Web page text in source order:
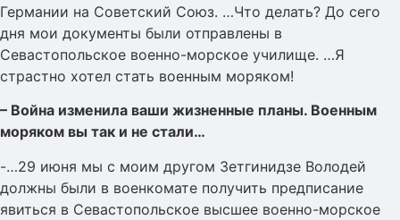
Германии на Советский Союз. …Что делать? До сего
дня мои документы были отправлены в
Севастопольское военно-морское училище. …Я
страстно хотел стать военным моряком!
– Война изменила ваши жизненные планы. Военным
моряком вы так и не стали…
-…29 июня мы с моим другом Зетгинидзе Володей
должны были в военкомате получить предписание
явиться в Севастопольское высшее военно-морское